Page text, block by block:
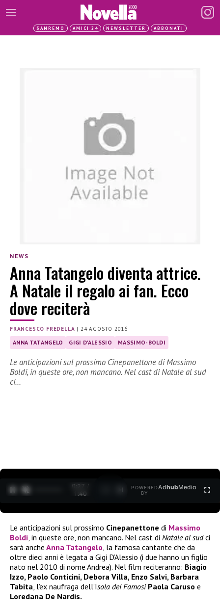
SANREMO AMICI 24 NEWSLETTER ABBONATI
NEWS
Anna Tatangelo diventa attrice.
A Natale il regalo ai fan. Ecco
dove reciterà
FRANCESCO FREDELLA | 24 AGOSTO 2016
ANNA TATANGELO GIGI D'ALESSIO MASSIMO-BOLDI
Le anticipazioni sul prossimo Cinepanettone di Massimo
Boldi, in queste ore, non mancano. Nel cast di Natale al sud
ci…
0:28 /
1:40
POWERED
BY
AdhubMedia
Le anticipazioni sul prossimo Cinepanettone di Massimo
Boldi , in queste ore, non mancano. Nel cast di Natale al sudci
sarà anche Anna Tatangelo , la famosa cantante che da
oltre dieci anni è legata a Gigi D’Alessio (i due hanno un figlio
nato nel 2010 di nome Andrea). Nel film reciteranno: Biagio
Izzo, Paolo Conticini, Debora Villa, Enzo Salvi, Barbara
Tabita , l’ex naufraga dell’Isola dei Famosi Paola Caruso e
Loredana De Nardis.